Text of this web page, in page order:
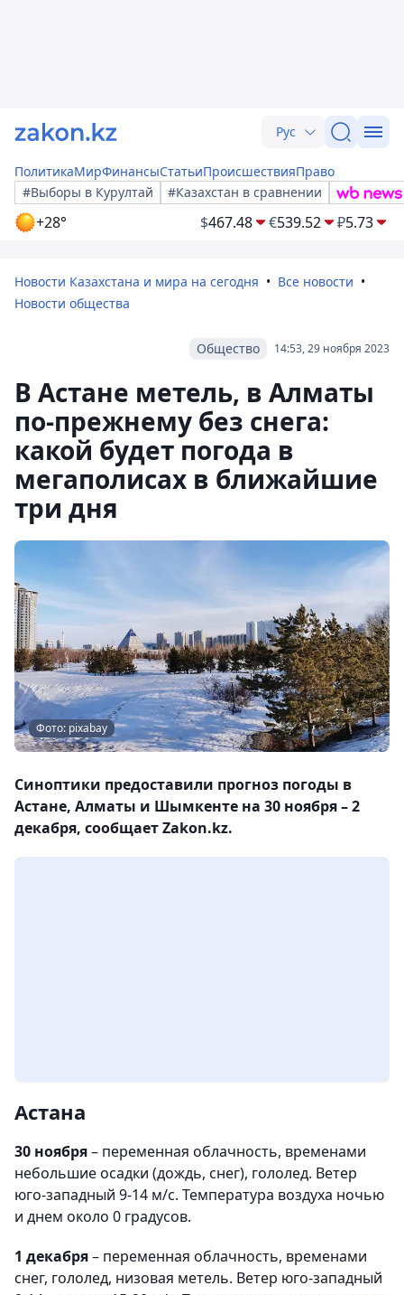
Рус
ПолитикаМирФинансыСтатьиПроисшествияПраво
#Выборы в Курултай
#Казахстан в сравнении
+28° $467.48 €539.52 ₽5.73
Новости Казахстана и мира на сегодня
Все новости
Новости общества
14:53, 29 ноября 2023
Общество
В Астане метель, в Алматы
по-прежнему без снега:
какой будет погода в
мегаполисах в ближайшие
три дня
Фото: pixabay
Синоптики предоставили прогноз погоды в
Астане, Алматы и Шымкенте на 30 ноября – 2
декабря, сообщает Zakon.kz.
Астана
30 ноября– переменная облачность, временами
небольшие осадки (дождь, снег), гололед. Ветер
юго-западный 9-14 м/с. Температура воздуха ночью
и днем около 0 градусов.
1 декабря– переменная облачность, временами
снег, гололед, низовая метель. Ветер юго-западный